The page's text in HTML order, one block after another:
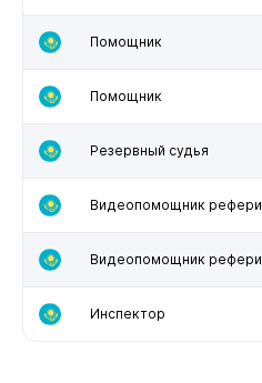
Помощник
Помощник
Резервный судья
Видеопомощник рефери
Видеопомощник рефери
Инспектор